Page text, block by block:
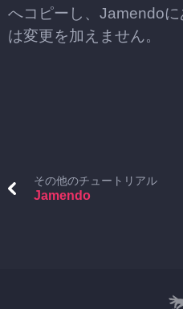
へコピーし、Jamendo
は変更を加えません。
その他のチュートリアル
Jamendo